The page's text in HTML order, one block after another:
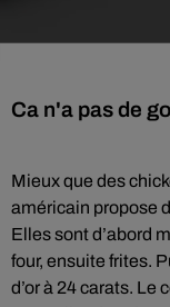
Ca n'a pas de
Mieux que des
américain propose
Elles sont d’abord
four, ensuite frites.
d’or à 24 carats. Le